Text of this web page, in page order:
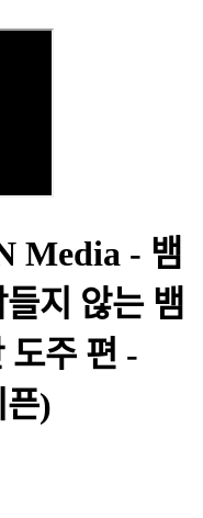
Media - 뱀
지 않는 뱀
도주 편 -
)